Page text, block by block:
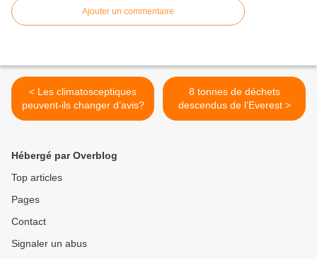
Ajouter un commentaire
< Les climatosceptiques
peuvent-ils changer d’avis?
8 tonnes de déchets
descendus de l’Everest >
Hébergé par Overblog
Top articles
Pages
Contact
Signaler un abus